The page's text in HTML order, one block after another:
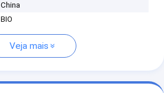
China
BIO
Veja mais